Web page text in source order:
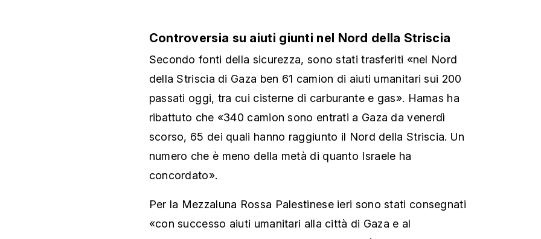
Controversia su aiuti giunti nel Nord della Striscia
Secondo fonti della sicurezza, sono stati trasferiti «nel Nord
della Striscia di Gaza ben 61 camion di aiuti umanitari sui 200
passati oggi, tra cui cisterne di carburante e gas». Hamas ha
ribattuto che «340 camion sono entrati a Gaza da venerdì
scorso, 65 dei quali hanno raggiunto il Nord della Striscia. Un
numero che è meno della metà di quanto Israele ha
concordato».
Per la Mezzaluna Rossa Palestinese ieri sono stati consegnati
«con successo aiuti umanitari alla città di Gaza e al